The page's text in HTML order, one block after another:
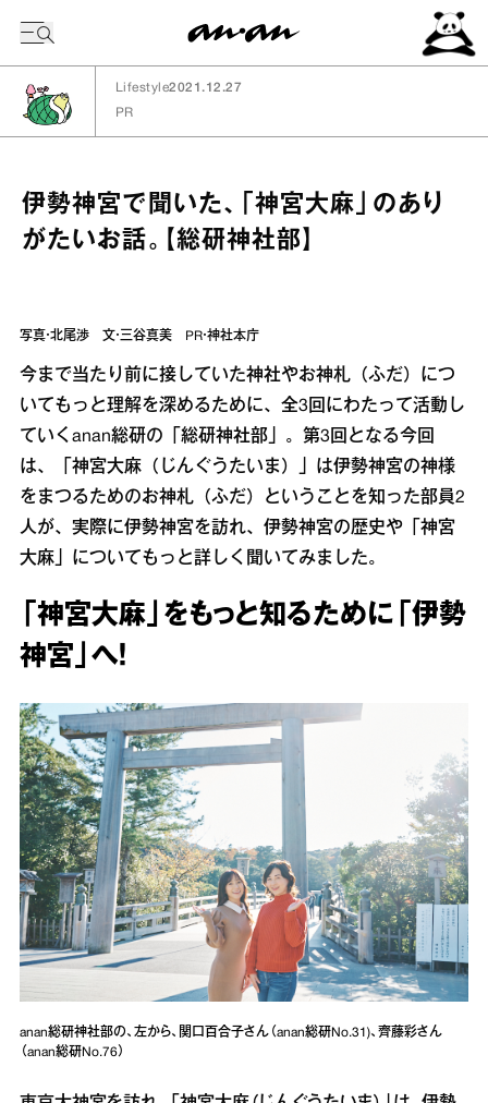
Lifestyle2021.12.27
PR
伊勢神宮で聞いた、「神宮大麻」のあり
がたいお話。【総研神社部】
写真・北尾渉 文・三谷真美 PR・神社本庁
今まで当たり前に接していた神社やお神札（ふだ）につ
いてもっと理解を深めるために、全3回にわたって活動し
ていくanan総研の「総研神社部」。第3回となる今回
は、「神宮大麻（じんぐうたいま）」は伊勢神宮の神様
をまつるためのお神札（ふだ）ということを知った部員2
人が、実際に伊勢神宮を訪れ、伊勢神宮の歴史や「神宮
大麻」についてもっと詳しく聞いてみました。
「神宮大麻」をもっと知るために「伊勢
神宮」へ！
anan総研神社部の、左から、関口百合子さん（anan総研No.31)、齊藤彩さん
（anan総研No.76）